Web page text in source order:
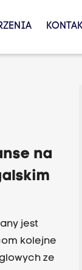
na
jest
kolejne
ze